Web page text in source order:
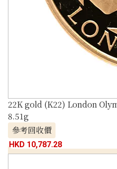
22K gold (K22) London
8.51g
參考回收價
HKD 10,787.28